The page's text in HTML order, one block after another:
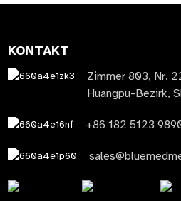
KONTAKT
Zimmer 803, Nr.
Huangpu-Bezirk,
+86 182 5123